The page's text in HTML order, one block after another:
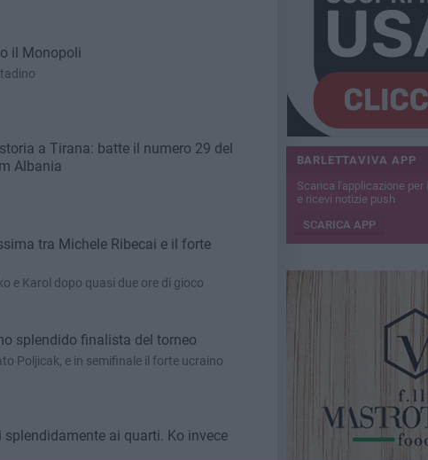
il Monopoli
a Tirana: batte il numero 29 del
Albania
tra Michele Ribecai e il forte
e Karol dopo quasi due ore di gioco
splendido finalista del torneo
Poljicak, e in semifinale il forte ucraino
ai quarti. Ko invece
BARLETTAVIVA APP
Scarica l'applicazione per
e ricevi notizie push
SCARICA APP